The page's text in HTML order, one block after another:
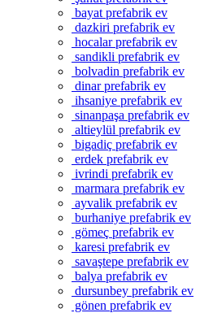
bayat prefabrik ev
dazkiri prefabrik ev
hocalar prefabrik ev
sandikli prefabrik ev
bolvadin prefabrik ev
dinar prefabrik ev
ihsaniye prefabrik ev
sinanpaşa prefabrik ev
altieylül prefabrik ev
bigadiç prefabrik ev
erdek prefabrik ev
ivrindi prefabrik ev
marmara prefabrik ev
ayvalik prefabrik ev
burhaniye prefabrik ev
gömeç prefabrik ev
karesi prefabrik ev
savaştepe prefabrik ev
balya prefabrik ev
dursunbey prefabrik ev
gönen prefabrik ev